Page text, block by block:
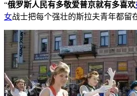
“俄罗斯人民有多敬爱普京就有多喜欢
女战士把每个强壮的斯拉夫青年都留